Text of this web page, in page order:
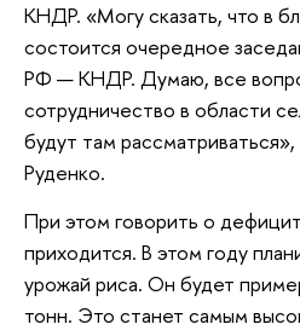
КНДР. «Могу сказать, что в
состоится очередное
РФ — КНДР. Думаю, все
сотрудничество в области
будут там
Руденко.
При этом говорить о
приходится. В этом году
урожай риса. Он будет
тонн. Это станет самым